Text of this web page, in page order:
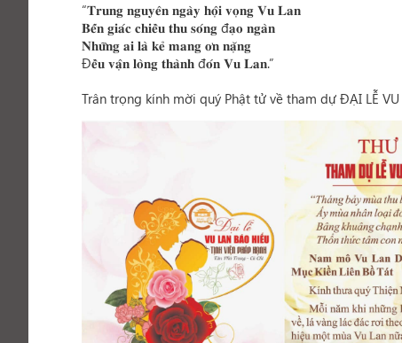
“𝐓𝐫𝐮𝐧𝐠 𝐧𝐠𝐮𝐲𝐞̂𝐧 𝐧𝐠𝐚̀𝐲 𝐡𝐨̣̂𝐢 𝐯𝐨̣𝐧𝐠 𝐕𝐮 𝐋𝐚𝐧
𝐁𝐞̂́𝐧 𝐠𝐢𝐚́𝐜 𝐜𝐡𝐢𝐞̂̀𝐮 𝐭𝐡𝐮 𝐬𝐨́𝐧𝐠 đ𝐚̣𝐨 𝐧𝐠𝐚̀𝐧
𝐍𝐡𝐮̛̃𝐧𝐠 𝐚𝐢 𝐥𝐚̀ 𝐤𝐞̉ 𝐦𝐚𝐧𝐠 𝐨̛𝐧 𝐧𝐚̣̆𝐧𝐠
Đ𝐞̂̀𝐮 𝐯𝐚̣̂𝐧 𝐥𝐨̀𝐧𝐠 𝐭𝐡𝐚̀𝐧𝐡 đ𝐨́𝐧 𝐕𝐮 𝐋𝐚𝐧.”
Trân trọng kính mời quý Phật tử về tham dự ĐẠI LỄ